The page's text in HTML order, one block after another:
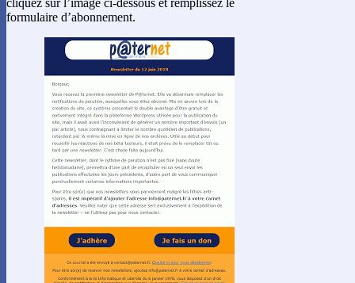
formulaire d’abonnement.